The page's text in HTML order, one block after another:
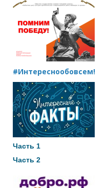
#Интереснообовсем!
Часть 1
Часть 2